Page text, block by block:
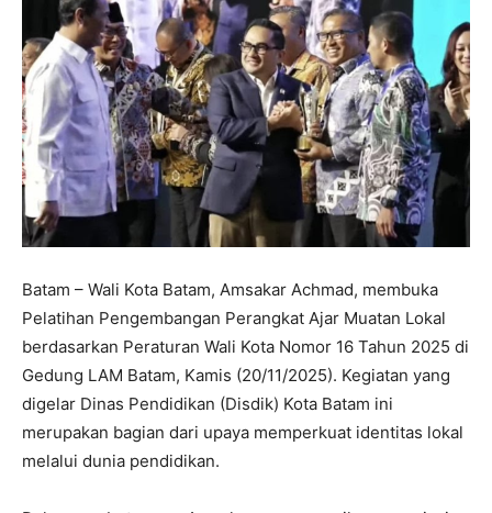
Batam – Wali Kota Batam, Amsakar Achmad, membuka
Pelatihan Pengembangan Perangkat Ajar Muatan Lokal
berdasarkan Peraturan Wali Kota Nomor 16 Tahun 2025 di
Gedung LAM Batam, Kamis (20/11/2025). Kegiatan yang
digelar Dinas Pendidikan (Disdik) Kota Batam ini
merupakan bagian dari upaya memperkuat identitas lokal
melalui dunia pendidikan.